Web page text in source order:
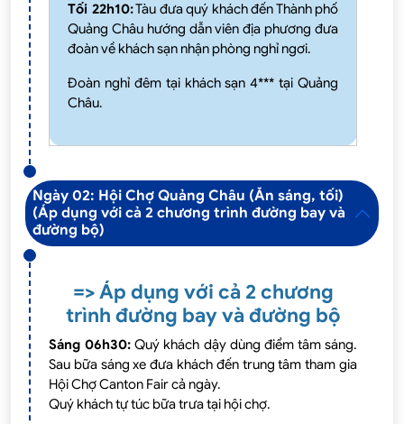
Tối 22h10:Tàu đưa quý khách đến Thành phố
Quảng Châu hướng dẫn viên địa phương đưa
đoàn về khách sạn nhận phòng nghỉ ngơi.
Đoàn nghỉ đêm tại khách sạn 4*** tại Quảng
Châu.
Ngày 02: Hội Chợ Quảng Châu (Ăn sáng, tối)
(Áp dụng với cả 2 chương trình đường bay và
đường bộ)
=> Áp dụng với cả 2 chương
trình đường bay và đường bộ
Sáng 06h30: Quý khách dậy dùng điểm tâm sáng.
Sau bữa sáng xe đưa khách đến trung tâm tham gia
Hội Chợ Canton Fair cả ngày.
Quý khách tự túc bữa trưa tại hội chợ.